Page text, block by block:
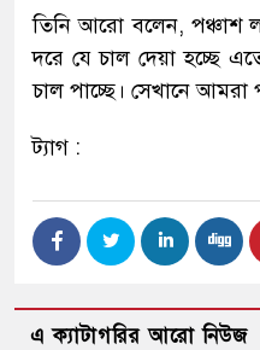
তিনি আরো বলেন, পঞ্চাশ
দরে যে চাল দেয়া হচ্ছে
চাল পাচ্ছে। সেখানে আমরা
ট্যাগ :
এ ক্যাটাগরির আরো নিউজ